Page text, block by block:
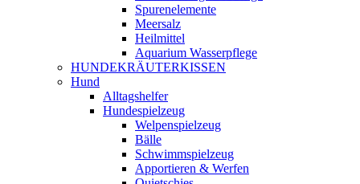
Spurenelemente
Meersalz
Heilmittel
Aquarium Wasserpflege
HUNDEKRÄUTERKISSEN
Hund
Alltagshelfer
Hundespielzeug
Welpenspielzeug
Bälle
Schwimmspielzeug
Apportieren & Werfen